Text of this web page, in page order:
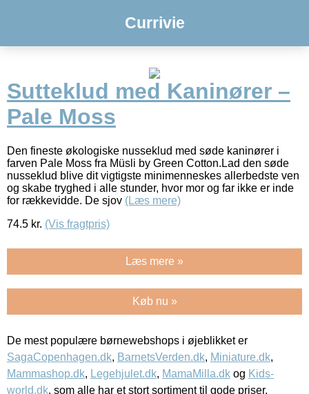
Currivie
Sutteklud med Kaninører –
Pale Moss
Den fineste økologiske nusseklud med søde kaninører i
farven Pale Moss fra Müsli by Green Cotton.Lad den søde
nusseklud blive dit vigtigste minimenneskes allerbedste ven
og skabe tryghed i alle stunder, hvor mor og far ikke er inde
for rækkevidde. De sjov (Læs mere)
74.5 kr. (Vis fragtpris)
Læs mere »
Køb nu »
De mest populære børnewebshops i øjeblikket er
SagaCopenhagen.dk, BarnetsVerden.dk, Miniature.dk,
Mammashop.dk, Legehjulet.dk, MamaMilla.dk og Kids-
world.dk, som alle har et stort sortiment til gode priser.